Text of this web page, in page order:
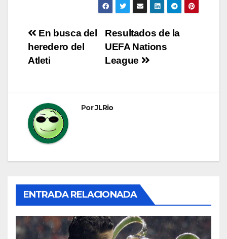
Navegación
de
Resultados de la
UEFA Nations
League
En busca del
heredero del
Atleti
PorJLRio
ENTRADA RELACIONADA